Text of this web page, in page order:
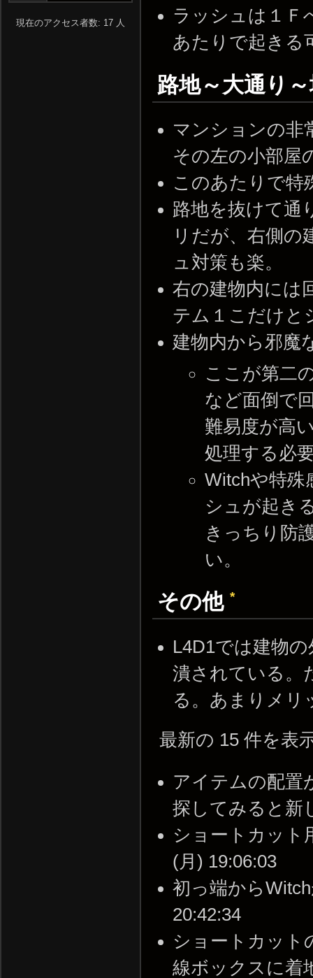
ラッシュは１Ｆ
あたりで起きる
路地～大通り
マンションの非
その左の小部屋
このあたりで特
路地を抜けて通
リだが、右側の
ュ対策も楽。
右の建物内には
テム１こだけと
建物内から邪魔
ここが第二
など面倒で
難易度が高
処理する必
Witchや特殊
シュが起き
きっちり防
い。
その他*
L4D1では建物
潰されている。
る。あまりメリ
最新の 15 件を表
アイテムの配置
探してみると新
ショートカット
(月) 19:06:03
初っ端から
20:42:34
ショートカット
線ボックスに着
現在のアクセス者数: 17 人